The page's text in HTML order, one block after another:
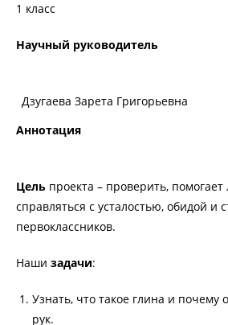
1 класс
Научный руководитель
Дзугаева Зарета Григорьевна
Аннотация
Цель проекта – проверить,
справляться с усталостью, обидой и
первоклассников.
Наши задачи:
Узнать, что такое глина и почему
рук.